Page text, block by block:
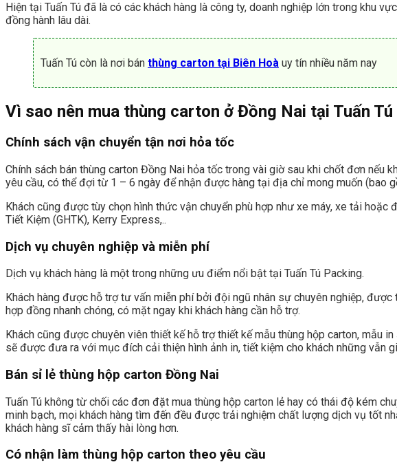
Hiện tại Tuấn Tú đã là có các khách hàng là công ty, doanh nghiệp lớn trong khu
đồng hành lâu dài.
Tuấn Tú còn là nơi bán thùng carton tại Biên Hoà uy tín nhiều năm nay
Vì sao nên mua thùng carton ở Đồng Nai tại Tuấn
Chính sách vận chuyển tận nơi hỏa tốc
Chính sách bán thùng carton Đồng Nai hỏa tốc trong vài giờ sau khi chốt đơn
yêu cầu, có thể đợi từ 1 – 6 ngày để nhận được hàng tại địa chỉ mong muốn (bao
Khách cũng được tùy chọn hình thức vận chuyển phù hợp như xe máy, xe tải
Tiết Kiệm (GHTK), Kerry Express,..
Dịch vụ chuyên nghiệp và miễn phí
Dịch vụ khách hàng là một trong những ưu điểm nổi bật tại Tuấn Tú Packing.
Khách hàng được hỗ trợ tư vấn miễn phí bởi đội ngũ nhân sự chuyên nghiệp,
hợp đồng nhanh chóng, có mặt ngay khi khách hàng cần hỗ trợ.
Khách cũng được chuyên viên thiết kế hỗ trợ thiết kế mẫu thùng hộp carton, mẫu
sẽ được đưa ra với mục đích cải thiện hình ảnh in, tiết kiệm cho khách những vẫn
Bán sỉ lẻ thùng hộp carton Đồng Nai
Tuấn Tú không từ chối các đơn đặt mua thùng hộp carton lẻ hay có thái độ kém
minh bạch, mọi khách hàng tìm đến đều được trải nghiệm chất lượng dịch vụ tốt
khách hàng sĩ cảm thấy hài lòng hơn.
Có nhận làm thùng hộp carton theo yêu cầu